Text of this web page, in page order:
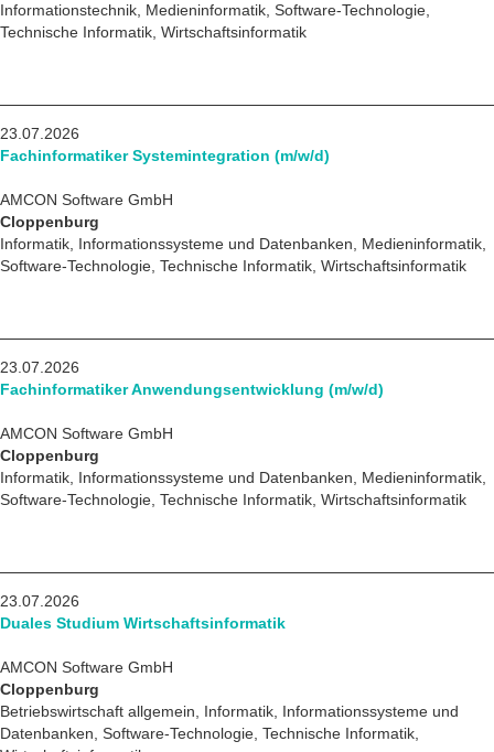
Informationstechnik, Medieninformatik, Software-Technologie,
Technische Informatik, Wirtschaftsinformatik
23.07.2026
Fachinformatiker Systemintegration (m/w/d)
AMCON Software GmbH
Cloppenburg
Informatik, Informationssysteme und Datenbanken, Medieninformatik,
Software-Technologie, Technische Informatik, Wirtschaftsinformatik
23.07.2026
Fachinformatiker Anwendungsentwicklung (m/w/d)
AMCON Software GmbH
Cloppenburg
Informatik, Informationssysteme und Datenbanken, Medieninformatik,
Software-Technologie, Technische Informatik, Wirtschaftsinformatik
23.07.2026
Duales Studium Wirtschaftsinformatik
AMCON Software GmbH
Cloppenburg
Betriebswirtschaft allgemein, Informatik, Informationssysteme und
Datenbanken, Software-Technologie, Technische Informatik,